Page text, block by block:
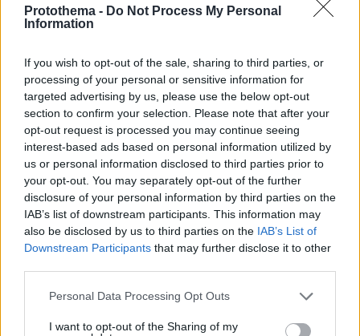
Protothema - Do Not Process My Personal
Information
If you wish to opt-out of the sale, sharing to third parties, or
processing of your personal or sensitive information for
targeted advertising by us, please use the below opt-out
section to confirm your selection. Please note that after your
opt-out request is processed you may continue seeing
interest-based ads based on personal information utilized by
us or personal information disclosed to third parties prior to
your opt-out. You may separately opt-out of the further
disclosure of your personal information by third parties on the
IAB’s list of downstream participants. This information may
also be disclosed by us to third parties on the IAB’s List of
Downstream Participants that may further disclose it to other
Please note that this website/app uses one or more Google
not limited to your visit or usage behaviour. You may click to
Personal Data Processing Opt Outs
I want to opt-out of the Sharing of my
14+1 λόγοι που αξίζει να ζήσεις το επετειακό τριήμερο των
15 χρόνων του Spetses Mini Marathon
ΡΟΗ ΕΙΔΗΣΕΩΝ
Ειδήσεις Δημοφιλή Σχολιασμένα
Νέα καρφιά Αυγερινού για την Καρυστιανού: Kάποιοι
ονειρεύονται βουλευτικά έδρανα και συνωμοσίες, η
δημοκρατία θα τους χαλάσει το όνειρο
πριν 6 λεπτά
Το παρεξηγημένο αιθέριο έλαιο που κρατά μακριά τα
κουνούπια για 3 ώρες
πριν 7 λεπτά
Η ντομάτα στο μικροσκόπιο: Τι συμβαίνει όταν την